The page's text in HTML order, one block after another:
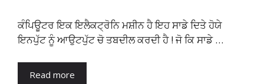
ਕੰਪਿਊਟਰ ਇਕ ਇਲੈਕਟ੍ਰੋਨਿ ਮਸ਼ੀਨ ਹੈ ਇਹ ਸਾਡੇ ਦਿਤੇ ਹੋਯੇ
ਇਨਪੁੱਟ ਨੂੰ ਆਉਟਪੁੱਟ ਚੋ ਤਬਦੀਲ ਕਰਦੀ ਹੈ ! ਜੋ ਕਿ ਸਾਡੇ …
Read more